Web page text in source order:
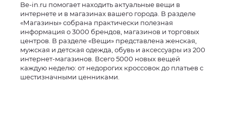
Be-in.ru помогает находить актуальные вещи в
интернете и в магазинах вашего города. В разделе
«Магазины» собрана практически полезная
информация о 3000 брендов, магазинов и торговых
центров. В разделе «Вещи» представлена женская,
мужская и детская одежда, обувь и аксессуары из 200
интернет-магазинов. Всего 5000 новых вещей
каждую неделю: от недорогих кроссовок до платьев с
шестизначными ценниками.